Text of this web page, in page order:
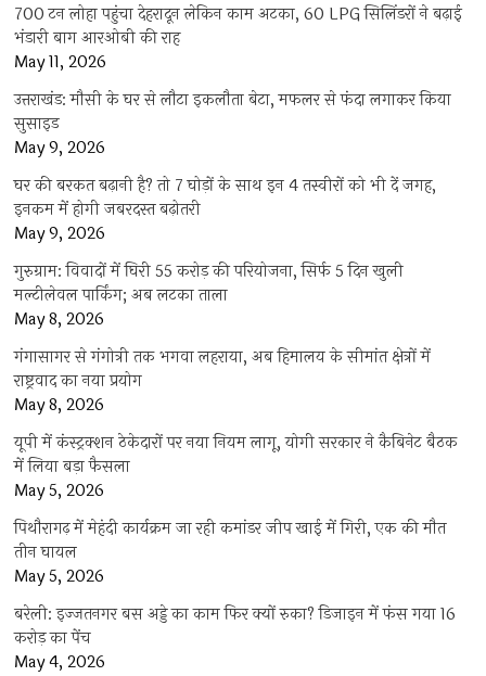
700 टन लोहा पहुंचा देहरादून लेकिन काम अटका, 60 LPG सिलिंडरों ने बढ़ाई
भंडारी बाग आरओबी की राह
May 11, 2026
उत्तराखंड: मौसी के घर से लौटा इकलौता बेटा, मफलर से फंदा लगाकर किया
सुसाइड
May 9, 2026
घर की बरकत बढ़ानी है? तो 7 घोड़ों के साथ इन 4 तस्वीरों को भी दें जगह,
इनकम में होगी जबरदस्त बढ़ोतरी
May 9, 2026
गुरुग्राम: विवादों में घिरी 55 करोड़ की परियोजना, सिर्फ 5 दिन खुली
मल्टीलेवल पार्किंग; अब लटका ताला
May 8, 2026
गंगासागर से गंगोत्री तक भगवा लहराया, अब हिमालय के सीमांत क्षेत्रों में
राष्ट्रवाद का नया प्रयोग
May 8, 2026
यूपी में कंस्ट्रक्शन ठेकेदारों पर नया नियम लागू, योगी सरकार ने कैबिनेट बैठक
में लिया बड़ा फैसला
May 5, 2026
पिथौरागढ़ में मेहंदी कार्यक्रम जा रही कमांडर जीप खाई में गिरी, एक की मौत
तीन घायल
May 5, 2026
बरेली: इज्जतनगर बस अड्डे का काम फिर क्यों रुका? डिजाइन में फंस गया 16
करोड़ का पेंच
May 4, 2026